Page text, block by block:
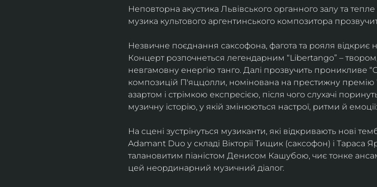
Неповторна акустика Львівського органного залу та тепле
музика культового аргентинського композитора
Незвичне поєднання саксофона, фагота та рояля відкриє
Концерт розпочнеться легендарним “Libertango” –
невгамовну енергію танго. Далі прозвучить проникливе
композицій П'яццолли, номінована на престижну премію
азартом і стрімкою експресією, після чого слухачі
музичну історію, у якій змінюються настрої, ритми й
На сцені зустрінуться музиканти, які відкривають нові
Adamant Duo у складі Вікторії Тищик (саксофон) і Тараса
талановитим піаністом Денисом Кашубою, чиє тонке
цей неординарний музичний діалог.